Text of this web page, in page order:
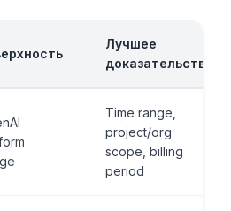
Лучшее
доказательство
Time range,
project/org
scope, billing
period